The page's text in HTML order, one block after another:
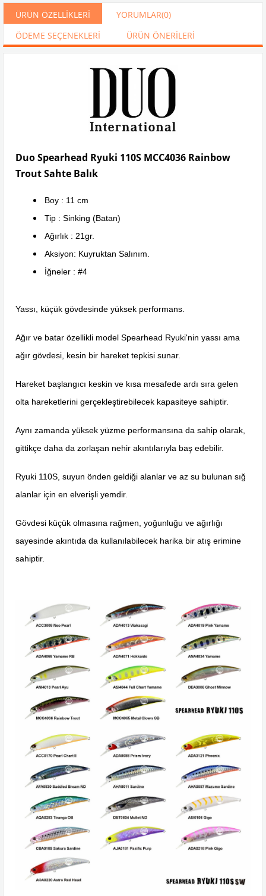
ÜRÜN ÖZELLIKLERI YORUMLAR(0)
ÖDEME SEÇENEKLERI
ÜRÜN ÖNERILERI
Duo Spearhead Ryuki 110S MCC4036 Rainbow
Trout Sahte Balık
Boy : 11 cm
Tip : Sinking (Batan)
Ağırlık : 21gr.
Aksiyon: Kuyruktan Salınım.
İğneler : #4
Yassı, küçük gövdesinde yüksek performans.
Ağır ve batar özellikli model Spearhead Ryuki'nin yassı ama
ağır gövdesi, kesin bir hareket tepkisi sunar.
Hareket başlangıcı keskin ve kısa mesafede ardı sıra gelen
olta hareketlerini gerçekleştirebilecek kapasiteye sahiptir.
Aynı zamanda yüksek yüzme performansına da sahip olarak,
gittikçe daha da zorlaşan nehir akıntılarıyla baş edebilir.
Ryuki 110S, suyun önden geldiği alanlar ve az su bulunan sığ
alanlar için en elverişli yemdir.
Gövdesi küçük olmasına rağmen, yoğunluğu ve ağırlığı
sayesinde akıntıda da kullanılabilecek harika bir atış erimine
sahiptir.